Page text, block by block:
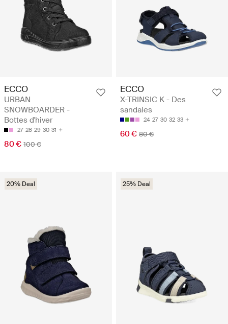
ECCO
URBAN
SNOWBOARDER -
Bottes d'hiver
27 28 29 30 31
80 € 100 €
ECCO
X-TRINSIC K - Des
sandales
24 27 30 32 33
60 € 80 €
20% Deal 25% Deal